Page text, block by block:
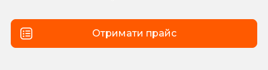
Отримати прайс